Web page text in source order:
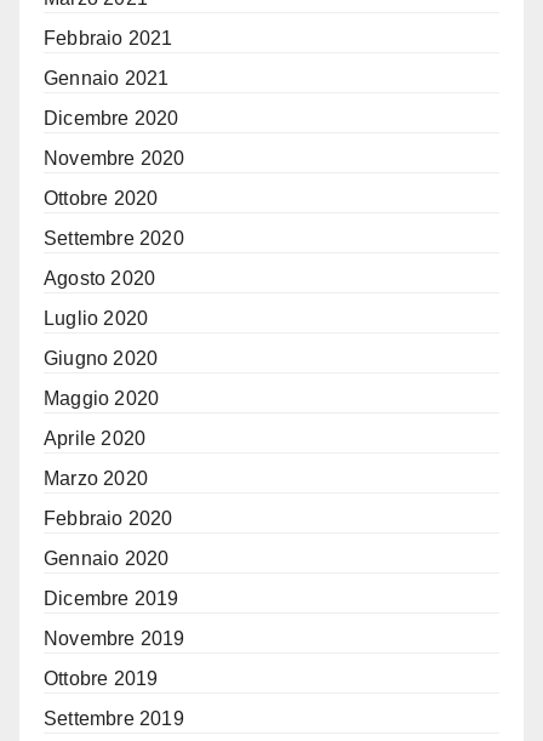
Febbraio 2021
Gennaio 2021
Dicembre 2020
Novembre 2020
Ottobre 2020
Settembre 2020
Agosto 2020
Luglio 2020
Giugno 2020
Maggio 2020
Aprile 2020
Marzo 2020
Febbraio 2020
Gennaio 2020
Dicembre 2019
Novembre 2019
Ottobre 2019
Settembre 2019